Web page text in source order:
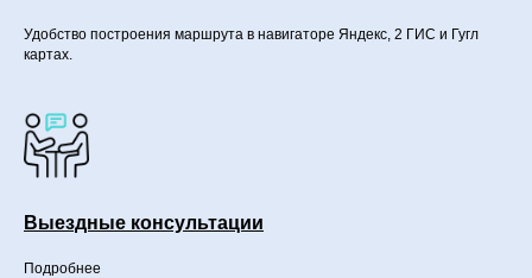
Удобство построения маршрута в навигаторе Яндекс, 2 ГИС и Гугл
картах.
Выездные консультации
Подробнее